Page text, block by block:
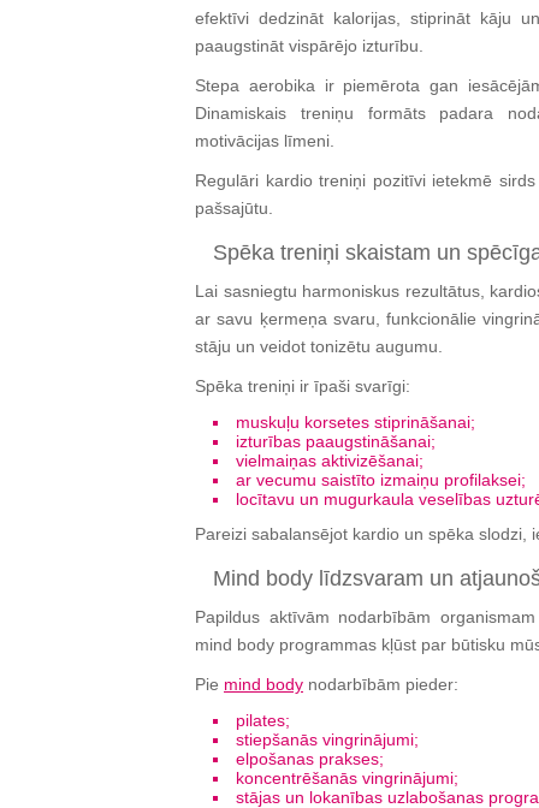
efektīvi dedzināt kalorijas, stiprināt kāju
paaugstināt vispārējo izturību.
Stepa aerobika ir piemērota gan
Dinamiskais treniņu formāts padara
motivācijas līmeni.
Regulāri kardio treniņi pozitīvi ietekmē
pašsajūtu.
Spēka treniņi skaistam un
Lai sasniegtu harmoniskus rezultātus,
ar savu ķermeņa svaru, funkcionālie
stāju un veidot tonizētu augumu.
Spēka treniņi ir īpaši svarīgi:
muskuļu korsetes stiprināšanai;
izturības paaugstināšanai;
vielmaiņas aktivizēšanai;
ar vecumu saistīto izmaiņu profilaksei;
locītavu un mugurkaula veselības
Pareizi sabalansējot kardio un spēka slodzi,
Mind body līdzsvaram un
Papildus aktīvām nodarbībām
mind body programmas kļūst par būtisku
Pie mind body nodarbībām pieder:
pilates;
stiepšanās vingrinājumi;
elpošanas prakses;
koncentrēšanās vingrinājumi;
stājas un lokanības uzlabošanas